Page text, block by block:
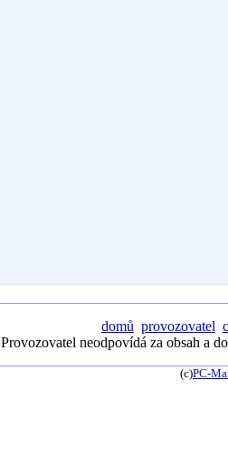
domů provozovatel
Provozovatel neodpovídá za obsah a
(c)PC-